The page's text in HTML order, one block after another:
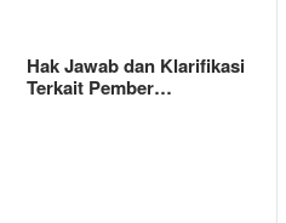
Hak Jawab dan Klarifikasi
Terkait Pember…